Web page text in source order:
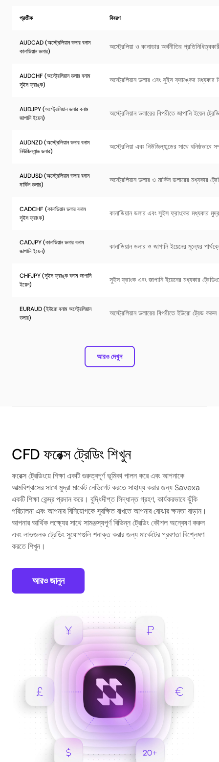
প্রতীক বিবরণ
AUDCAD (অস্ট্রেলিয়ান ডলার বনাম
কানাডিয়ান ডলার)
অস্ট্রেলিয়া ও কানাডার অর্থনীতির
AUDCHF (অস্ট্রেলিয়ান ডলার বনাম
সুইস ফ্রাঙ্ক)
অস্ট্রেলিয়ান ডলার এবং সুইস ফ্রাঙ্কের মধ্যকার
AUDJPY (অস্ট্রেলিয়ান ডলার বনাম
জাপানি ইয়েন)
অস্ট্রেলিয়ান ডলারের বিপরীতে জাপানি ইয়েন
AUDNZD (অস্ট্রেলিয়ান ডলার বনাম
নিউজিল্যান্ড ডলার)
অস্ট্রেলিয়া এবং নিউজিল্যান্ডের সাথে
AUDUSD (অস্ট্রেলিয়ান ডলার বনাম
মার্কিন ডলার)
অস্ট্রেলিয়ান ডলার ও মার্কিন ডলারের মধ্যকার
CADCHF (কানাডিয়ান ডলার বনাম
সুইস ফ্রাংক)
কানাডিয়ান ডলার এবং সুইস ফ্রাংকের মধ্যকার
CADJPY (কানাডিয়ান ডলার বনাম
জাপানি ইয়েন)
কানাডিয়ান ডলার ও জাপানি ইয়েনের মূল্যের
CHFJPY (সুইস ফ্রাঙ্ক বনাম জাপানি
ইয়েন)
সুইস ফ্রাংক এবং জাপানি ইয়েনের মধ্যকার
EURAUD (ইউরো বনাম অস্ট্রেলিয়ান
ডলার)
অস্ট্রেলিয়ান ডলারের বিপরীতে ইউরো ট্রেড
আরও দেখুন
CFD ফরেক্স ট্রেডিং শিখুন
ফরেক্স ট্রেডিংয়ে শিক্ষা একটি গুরুত্বপূর্ণ ভূমিকা পালন করে এবং আপনাকে
আত্মবিশ্বাসের সাথে মুদ্রা মার্কেট নেভিগেট করতে সাহায্য করার জন্য Savexa
একটি শিক্ষা কেন্দ্র প্রদান করে। বুদ্ধিদীপ্ত সিদ্ধান্ত গ্রহণ, কার্যকরভাবে ঝুঁকি
পরিচালনা এবং আপনার বিনিয়োগকে সুরক্ষিত রাখতে আপনার বোঝার ক্ষমতা বাড়ান।
আপনার আর্থিক লক্ষ্যের সাথে সামঞ্জস্যপূর্ণ বিভিন্ন ট্রেডিং কৌশল অন্বেষণ করুন
এবং লাভজনক ট্রেডিং সুযোগগুলি শনাক্ত করার জন্য মার্কেটের প্রবণতা বিশ্লেষণ
করতে শিখুন।
আরও জানুন